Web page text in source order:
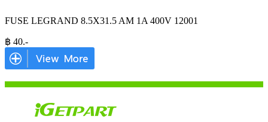
FUSE LEGRAND 8.5X31.5 AM 1A 400V 12001
฿ 40.-